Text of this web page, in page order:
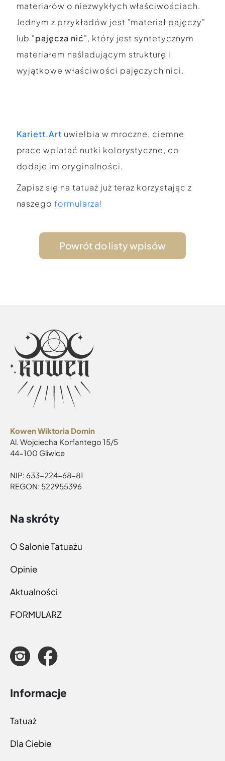
materiałów o niezwykłych właściwościach.
Jednym z przykładów jest "materiał pajęczy"
lub "pajęcza nić", który jest syntetycznym
materiałem naśladującym strukturę i
wyjątkowe właściwości pajęczych nici.
Kariett.Art uwielbia w mroczne, ciemne
prace wplatać nutki kolorystyczne, co
dodaje im oryginalności.
Zapisz się na tatuaż już teraz korzystając z
naszegoformularza!
Powrót do listy wpisów
Kowen Wiktoria Domin
Al. Wojciecha Korfantego 15/5
44-100 Gliwice
NIP: 633-224-68-81
REGON: 522955396
Na skróty
O Salonie Tatuażu
Opinie
Aktualności
FORMULARZ
Informacje
Tatuaż
Dla Ciebie